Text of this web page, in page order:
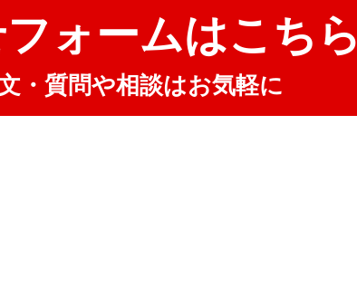
ォームはこちら
・質問や相談はお気軽に